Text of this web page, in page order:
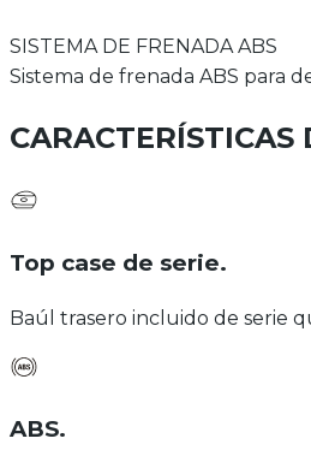
SISTEMA DE FRENADA ABS
Sistema de frenada ABS para
CARACTERÍSTICAS
Top case de serie.
Baúl trasero incluido de serie
ABS.